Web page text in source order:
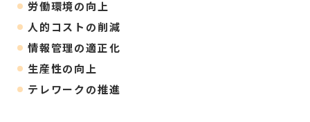
労働環境の向上
人的コストの削減
情報管理の適正化
生産性の向上
テレワークの推進